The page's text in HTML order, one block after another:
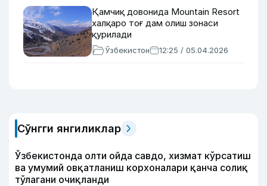
Қамчиқ довонида Моuntain Resort
халқаро тоғ дам олиш зонаси
қурилади
Ўзбекистон 12:25 / 05.04.2026
Сўнгги янгиликлар
Ўзбекистонда олти ойда савдо, хизмат кўрсатиш
ва умумий овқатланиш корхоналари қанча солиқ
тўлагани очиқланди